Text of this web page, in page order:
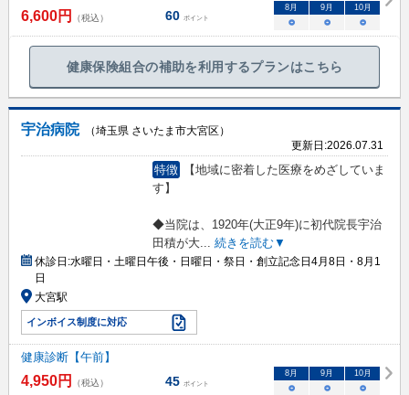
6,600円 （税込） 60 ポイント
8月 9月 10月
○ ○ ○
健康保険組合の補助を利用するプランはこちら
宇治病院
（埼玉県 さいたま市大宮区）
更新日:2026.07.31
特徴
【地域に密着した医療をめざしていま
す】
◆当院は、1920年(大正9年)に初代院長宇治
田積が大... 続きを読む▼
休診日:水曜日・土曜日午後・日曜日・祭日・創立記念日4月8日・8月1
日
大宮駅
インボイス制度に対応
健康診断【午前】
4,950円 （税込） 45 ポイント
8 月 9 月 10月
○ ○ ○